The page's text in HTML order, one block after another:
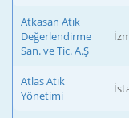
Atkasan Atık
Değerlendirme
San. ve Tic. A.Ş
Atlas Atık
Yönetimi